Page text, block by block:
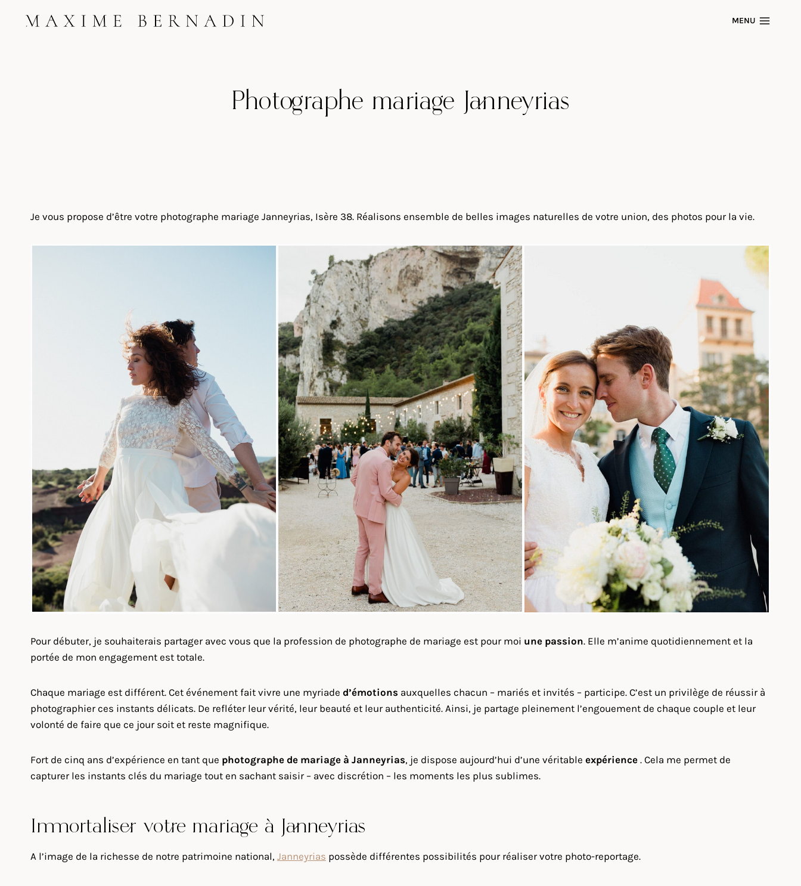
MENU
Photographe mariage Janneyrias
Je vous propose d’être votre photographe mariage Janneyrias, Isère 38. Réalisons ensemble de belles images naturelles de votre union, des photos pour la vie.
Pour débuter, je souhaiterais partager avec vous que la profession de photographe de mariage est pour moi une passion. Elle m’anime quotidiennement et la
portée de mon engagement est totale.
Chaque mariage est différent. Cet événement fait vivre une myriade d’émotions auxquelles chacun – mariés et invités – participe. C’est un privilège de réussir à
photographier ces instants délicats. De refléter leur vérité, leur beauté et leur authenticité. Ainsi, je partage pleinement l’engouement de chaque couple et leur
volonté de faire que ce jour soit et reste magnifique.
Fort de cinq ans d’expérience en tant que photographe de mariage à Janneyrias, je dispose aujourd’hui d’une véritable expérience . Cela me permet de
capturer les instants clés du mariage tout en sachant saisir – avec discrétion – les moments les plus sublimes.
Immortaliser votre mariage à Janneyrias
A l’image de la richesse de notre patrimoine national, Janneyrias possède différentes possibilités pour réaliser votre photo-reportage.